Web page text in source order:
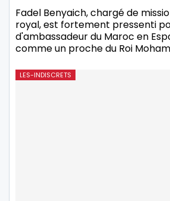
Fadel Benyaich, chargé de
royal, est fortement pressenti
d'ambassadeur du Maroc en
comme un proche du Roi
LES-INDISCRETS